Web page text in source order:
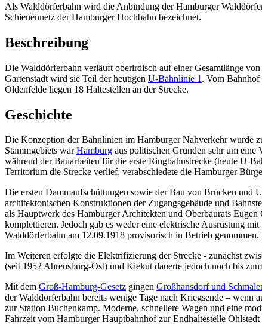
Als Walddörferbahn wird die Anbindung der Hamburger
Schienennetz der Hamburger Hochbahn bezeichnet.
Beschreibung
Die Walddörferbahn verläuft oberirdisch auf einer Gesamtlänge
Gartenstadt wird sie Teil der heutigen U-Bahnlinie 1 . Vom
Oldenfelde liegen 18 Haltestellen an der Strecke.
Geschichte
Die Konzeption der Bahnlinien im Hamburger Nahverkehr wurde
Stammgebiets warHamburg aus politischen Gründen sehr um
während der Bauarbeiten für die erste Ringbahnstrecke (heute U-
Territorium die Strecke verlief, verabschiedete die Hamburger
Die ersten Dammaufschüttungen sowie der Bau von Brücken und
architektonischen Konstruktionen der Zugangsgebäude und
als Hauptwerk des Hamburger Architekten und Oberbaurats
komplettieren. Jedoch gab es weder eine elektrische Ausrüstung
Walddörferbahn am 12.09.1918 provisorisch in Betrieb
Im Weiteren erfolgte die Elektrifizierung der Strecke - zunächst
(seit 1952 Ahrensburg-Ost) und Kiekut dauerte jedoch noch bis
Mit dem Groß-Hamburg-Gesetz gingen Großhansdorf und
der Walddörferbahn bereits wenige Tage nach Kriegsende –
zur Station Buchenkamp. Moderne, schnellere Wagen und eine
Fahrzeit vom Hamburger Hauptbahnhof zur Endhaltestelle